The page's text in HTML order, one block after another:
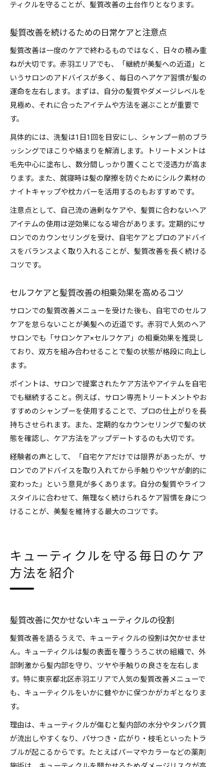
ティクルを守ることが、髪質改善の土台作りとなります。
髪質改善を続けるための日常ケアと注意点
髪質改善は一度のケアで終わるものではなく、日々の積み重
ねが大切です。赤羽エリアでも、「継続が美髪への近道」と
いうサロンのアドバイスが多く、毎日のヘアケア習慣が髪の
運命を左右します。まずは、自分の髪質やダメージレベルを
見極め、それに合ったアイテムや方法を選ぶことが重要で
す。
具体的には、洗髪は1日1回を目安にし、シャンプー前のブラ
ッシングでほこりや絡まりを解消します。トリートメントは
毛先中心に塗布し、数分間しっかり置くことで浸透力が高ま
ります。また、就寝時は髪の摩擦を防ぐためにシルク素材の
ナイトキャップや枕カバーを活用するのもおすすめです。
注意点として、自己流の過剰なケアや、髪質に合わないヘア
アイテムの使用は逆効果になる場合があります。定期的にサ
ロンでのカウンセリングを受け、自宅ケアとプロのアドバイ
スをバランスよく取り入れることが、髪質改善を長く続ける
コツです。
セルフケアと髪質改善の相乗効果を高めるコツ
サロンでの髪質改善メニューを受けた後も、自宅でのセルフ
ケアを怠らないことが美髪への近道です。赤羽で人気のヘア
サロンでも「サロンケア×セルフケア」の相乗効果を推奨し
ており、双方を組み合わせることで髪の状態が格段に向上し
ます。
ポイントは、サロンで提案されたケア方法やアイテムを自宅
でも継続すること。例えば、サロン専売トリートメントやお
すすめのシャンプーを使用することで、プロの仕上がりを長
持ちさせられます。また、定期的なカウンセリングで髪の状
態を確認し、ケア方法をアップデートするのも大切です。
経験者の声として、「自宅ケアだけでは限界があったが、サ
ロンでのアドバイスを取り入れてから手触りやツヤが劇的に
変わった」という意見が多くあります。自分の髪質やライフ
スタイルに合わせて、無理なく続けられるケア習慣を身につ
けることが、美髪を維持する最大のコツです。
キューティクルを守る毎日のケア
方法を紹介
髪質改善に欠かせないキューティクルの役割
髪質改善を語るうえで、キューティクルの役割は欠かせませ
ん。キューティクルは髪の表面を覆ううろこ状の組織で、外
部刺激から髪内部を守り、ツヤや手触りの良さを左右しま
す。特に東京都北区赤羽エリアで人気の髪質改善メニューで
も、キューティクルをいかに健やかに保つかがカギとなりま
す。
理由は、キューティクルが傷むと髪内部の水分やタンパク質
が流出しやすくなり、パサつき・広がり・枝毛といったトラ
ブルが起こるからです。たとえばパーマやカラーなどの薬剤